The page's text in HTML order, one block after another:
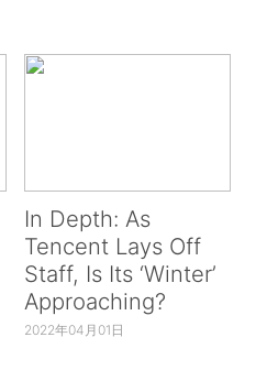
In Depth: As
Tencent Lays Off
Staff, Is Its ‘Winter’
Approaching?
2022年04月01日